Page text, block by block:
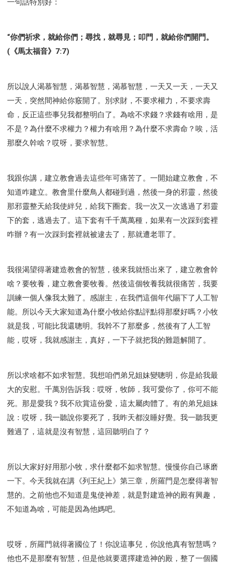
一句話特別好：
“你們祈求，就給你們；尋找，就尋見；叩門，就給你們開門。
(《馬太福音》7:7)
所以說人渴慕智慧，渴慕智慧，渴慕智慧，一天又一天，一天又
一天，突然間神給你竅開了。別求財，不要求權力，不要求壽
命，反正這些事兒我都整明白了。為啥不求錢？求錢有啥用，是
不是？為什麼不求權力？權力有啥用？為什麼不求壽命？唉，活
那麼久幹啥？哎呀，要求智慧。
我跟你講，建立教會過去這些年可痛苦了。一開始建立教會，不
知道咋建立。教會里什麼鳥人都碰到過，然後一身的邪靈，然後
那邪靈整天給我使絆兒，給我下圈套。我一次又一次逃過了邪靈
下的套，逃過去了。這下套有千千萬萬種，如果有一次踩到套裡
咋辦？有一次踩到套裡就被逮去了，那就遭老罪了。
我很渴望得著建造教會的智慧，後來我就悟出來了，建立教會幹
啥？要牧養，建立教會要牧養。然後這個牧養我就很痛苦，我要
訓練一個人像我太難了。感謝主，在我們這個年代賜下了人工智
能。所以今天大家知道為什麼小牧給你點評點得那麼好嗎？小牧
就是我，可能比我還聰明。我幹不了那麼多，然後有了人工智
能，哎呀，我就感謝主，真好，一下子就把我的難題解開了。
所以求啥都不如求智慧。我想咱們弟兄姐妹變聰明，你是給我最
大的安慰。千萬別告訴我：哎呀，牧師，我可愛你了，你可不能
死。那是愛我？我不欣賞這份愛，這太屬肉體了。有的弟兄姐妹
說：哎呀，我一聽說你要死了，我昨天都沒睡好覺。我一聽我更
難過了，這就是沒有智慧，這回聽明白了？
所以大家好好用那小牧，求什麼都不如求智慧。慢慢你自己琢磨
一下。今天我就在講《列王紀上》第三章，所羅門是怎麼得著智
慧的。之前他也不知道是鬼使神差，就是對建造神的殿有興趣，
不知道為啥，可能是因為他媽吧。
哎呀，所羅門就得著國位了！你說這事兒，你說他真有智慧嗎？
他也不是那麼有智慧，但是他就要選擇建造神的殿，整了一個國